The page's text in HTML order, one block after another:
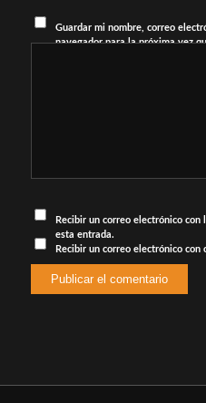
Guardar mi nombre, correo
navegador para la próxima vez
Recibir un correo electrónico con
esta entrada.
Recibir un correo electrónico con